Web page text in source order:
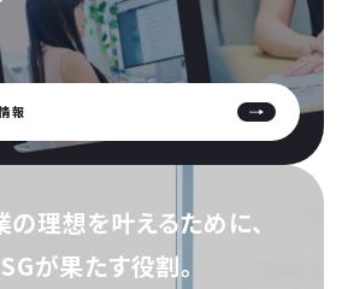
報
理想を叶えるために、
が果たす役割。